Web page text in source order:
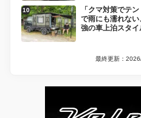
「クマ対策でテ
で雨にも濡れな
強の車上泊スタイ
最終更新：